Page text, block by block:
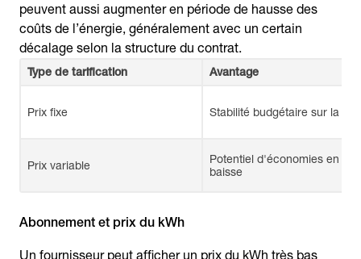
peuvent aussi augmenter en période de hausse des
coûts de l’énergie, généralement avec un certain
décalage selon la structure du contrat.
Type de tarification Avantage
Prix fixe Stabilité budgétaire sur la
Prix variable
Potentiel d'économies en
baisse
Abonnement et prix du kWh
Un fournisseur peut afficher un prix du kWh très bas